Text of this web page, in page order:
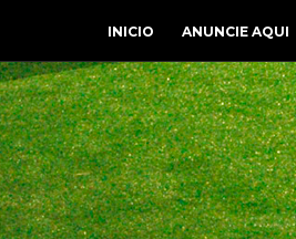
INICIO ANUNCIE AQUI